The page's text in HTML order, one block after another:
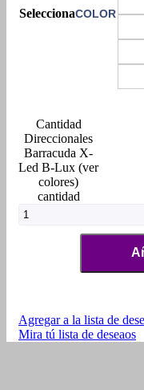
COLOR
Direccionales
Barracuda X-
Led B-Lux (ver
colores)
cantidad
Agregar a la lista de
Mira tú lista de deseaos